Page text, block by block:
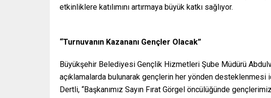
etkinliklere katılımını artırmaya büyük katkı sağlıyor.
“Turnuvanın Kazananı Gençler Olacak”
Büyükşehir Belediyesi Gençlik Hizmetleri Şube Müdürü
açıklamalarda bulunarak gençlerin her yönden desteklenmesi
Dertli, “Başkanımız Sayın Fırat Görgel öncülüğünde